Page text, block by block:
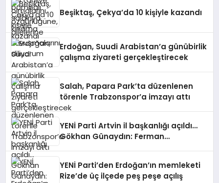
Beşiktaş, Çekya’da 10 kişiyle kazandı
Erdoğan, Suudi Arabistan’a günübirlik
çalışma ziyareti gerçekleştirecek
Salah, Papara Park’ta düzenlenen
törenle Trabzonspor’a imzayı attı
YENİ Parti Artvin il başkanlığı açıldı…
Gökhan Günaydın: Ferman
YENİ Parti’den Erdoğan’ın memleketi
Rize’de üç ilçede peş peşe açılış